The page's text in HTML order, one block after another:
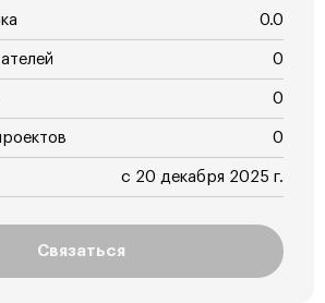
0.0
0
0
0
с 20 декабря 2025 г.
Связаться